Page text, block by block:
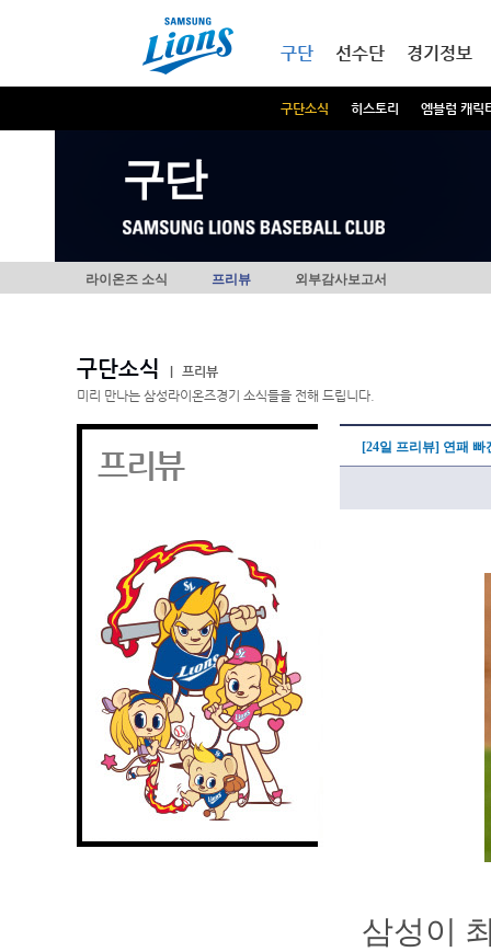
구단
구단소식 히스토리 엠블럼 캐릭
선수단 경기정보
구단
라이온즈 소식 프리뷰 외부감사보고서
구단소식
프리뷰
미리 만나는 삼성라이온즈경기 소식들을 전해 드립니다.
프리뷰 [24일 프리뷰] 연패
삼성이